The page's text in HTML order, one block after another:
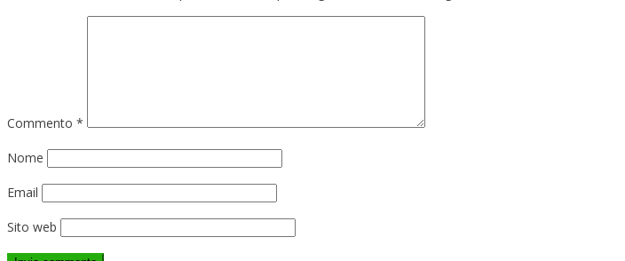
Commento *
Nome
Email
Sito web